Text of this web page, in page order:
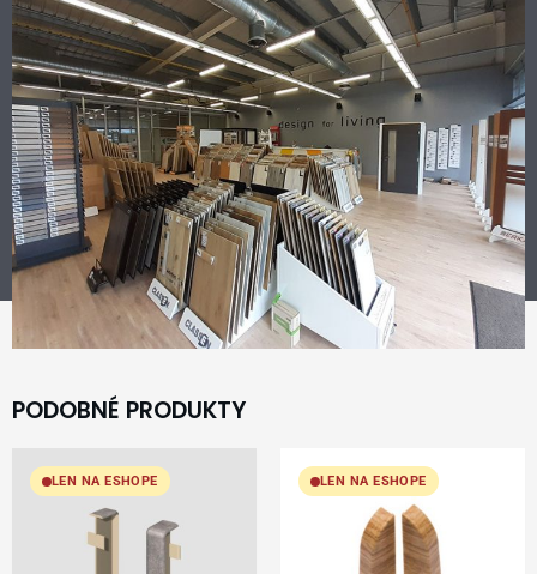
PODOBNÉ PRODUKTY
LEN NA ESHOPE LEN NA ESHOPE